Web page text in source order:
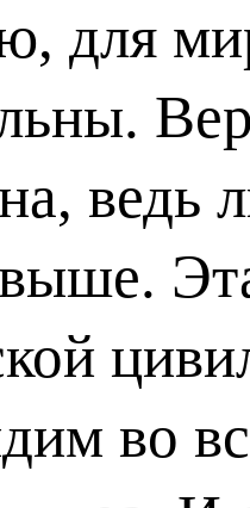
для
во